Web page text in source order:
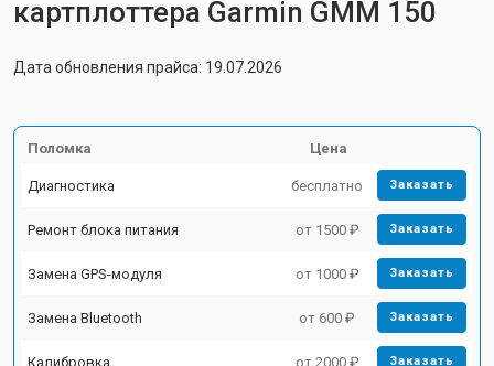
картплоттера Garmin GMM 150
Дата обновления прайса: 19.07.2026
Поломка Цена
Диагностика бесплатно Заказать
Ремонт блока питания от 1500 ₽ Заказать
Замена GPS-модуля от 1000 ₽ Заказать
Замена Bluetooth от 600 ₽ Заказать
Калибровка от 2000 ₽ Заказать